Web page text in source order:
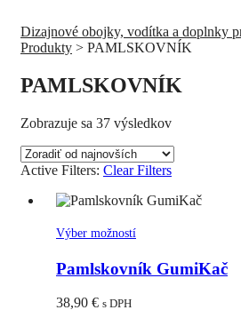
Dizajnové obojky, vodítka a doplnky
Produkty > PAMLSKOVNÍK
PAMLSKOVNÍK
Zobrazuje sa 37 výsledkovZoradené
Active Filters: Clear Filters
Výber možnostíTento
má
viacero
Pamlskovník GumiKač
38,90 € s DPH